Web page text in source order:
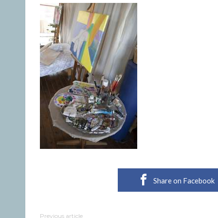
Share on Facebook
Previous article